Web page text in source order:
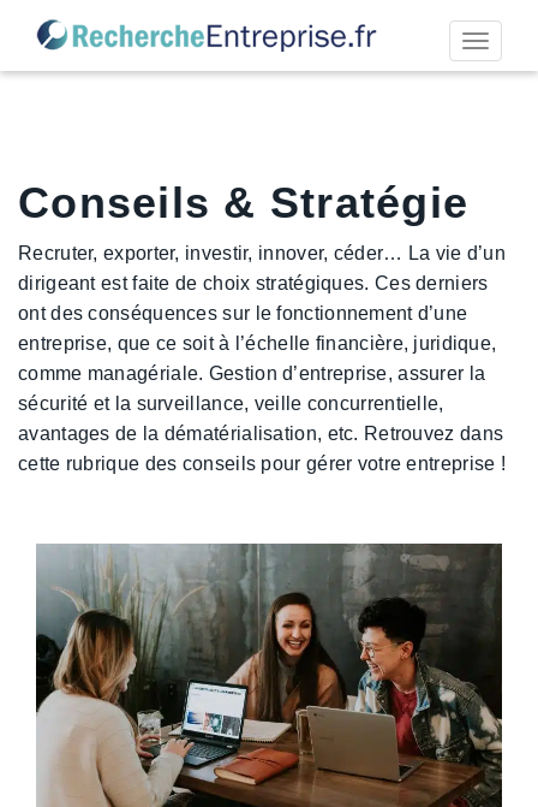
la
Conseils & Stratégie
Recruter, exporter, investir, innover, céder… La vie d’un
dirigeant est faite de choix stratégiques. Ces derniers
ont des conséquences sur le fonctionnement d’une
entreprise, que ce soit à l’échelle financière, juridique,
comme managériale. Gestion d’entreprise, assurer la
sécurité et la surveillance, veille concurrentielle,
avantages de la dématérialisation, etc. Retrouvez dans
cette rubrique des conseils pour gérer votre entreprise !